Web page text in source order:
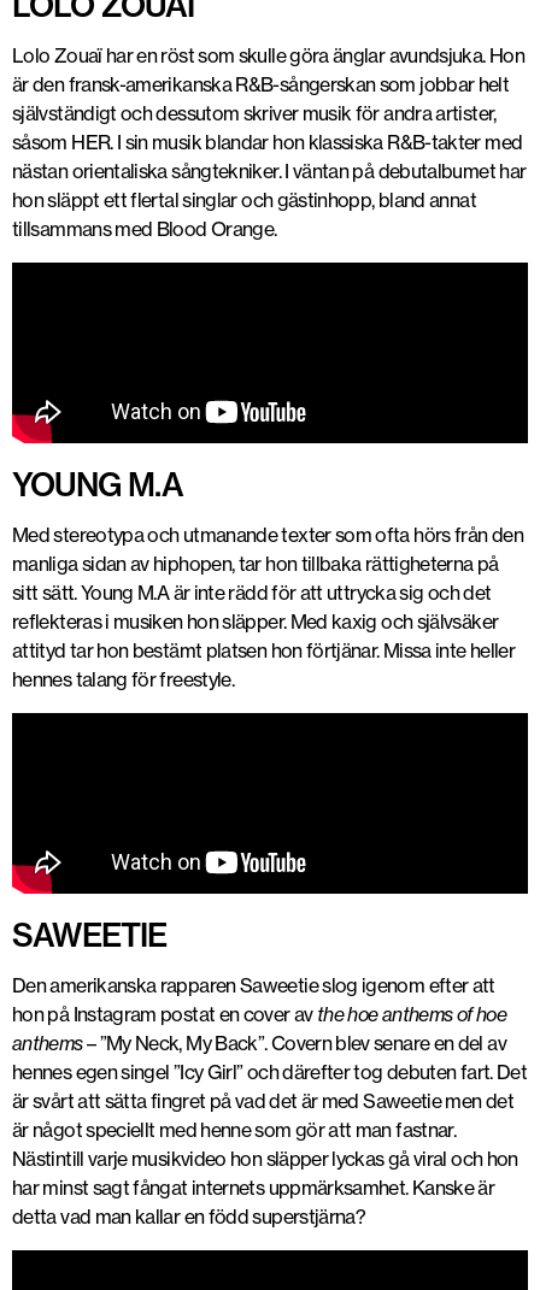
Lolo Zouaï har en röst som skulle göra änglar avundsjuka. Hon
är den fransk-amerikanska R&B-sångerskan som jobbar helt
självständigt och dessutom skriver musik för andra artister,
såsom HER. I sin musik blandar hon klassiska R&B-takter med
nästan orientaliska sångtekniker. I väntan på debutalbumet har
hon släppt ett flertal singlar och gästinhopp, bland annat
tillsammans med Blood Orange.
YOUNG M.A
Med stereotypa och utmanande texter som ofta hörs från den
manliga sidan av hiphopen, tar hon tillbaka rättigheterna på
sitt sätt. Young M.A är inte rädd för att uttrycka sig och det
reflekteras i musiken hon släpper. Med kaxig och självsäker
attityd tar hon bestämt platsen hon förtjänar. Missa inte heller
hennes talang för freestyle.
SAWEETIE
Den amerikanska rapparen Saweetie slog igenom efter att
hon på Instagram postat en cover avthe hoe anthems of hoe
anthems– ”My Neck, My Back”. Covern blev senare en del av
hennes egen singel ”Icy Girl” och därefter tog debuten fart. Det
är svårt att sätta fingret på vad det är med Saweetie men det
är något speciellt med henne som gör att man fastnar.
Nästintill varje musikvideo hon släpper lyckas gå viral och hon
har minst sagt fångat internets uppmärksamhet. Kanske är
detta vad man kallar en född superstjärna?